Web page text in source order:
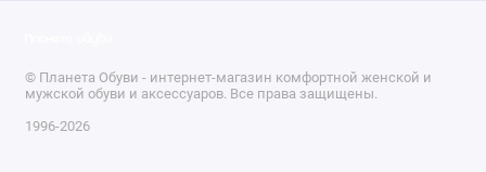
© Планета Обуви - интернет-магазин комфортной женской и
мужской обуви и аксессуаров. Все права защищены.
1996-2026